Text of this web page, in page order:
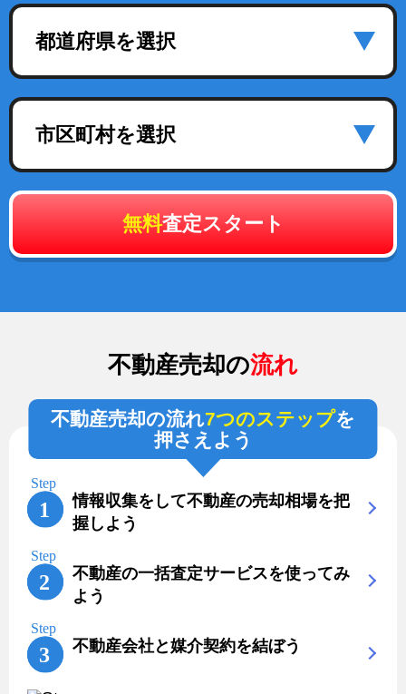
都道府県を選択
市区町村を選択
無料査定スタート
不動産売却の流れ
不動産売却の流れ7つのステップを
押さえよう
情報収集をして不動産の売却相場を把
握しよう
不動産の一括査定サービスを使ってみ
よう
不動産会社と媒介契約を結ぼう